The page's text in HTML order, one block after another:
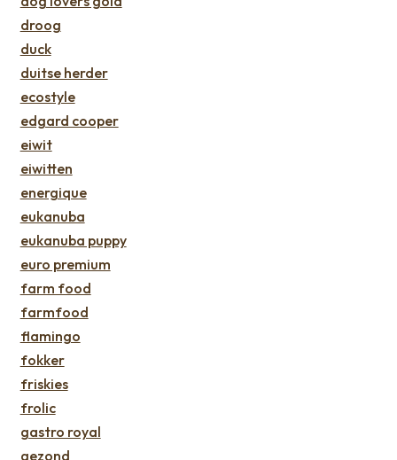
droog
duck
duitse herder
ecostyle
edgard cooper
eiwit
eiwitten
energique
eukanuba
eukanuba puppy
euro premium
farm food
farmfood
flamingo
fokker
friskies
frolic
gastro royal
gezond